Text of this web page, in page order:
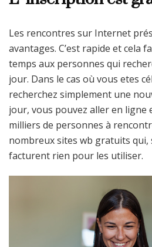
Les rencontres sur Internet
avantages. C’est rapide et cela
temps aux personnes qui
jour. Dans le cas où vous etes
recherchez simplement une
jour, vous pouvez aller en ligne
milliers de personnes à
nombreux sites wb gratuits qui,
facturent rien pour les utiliser.